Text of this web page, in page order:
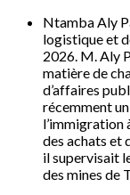
Ntamba Aly
logistique et
2026. M. Aly
matière de
d’affaires
récemment
l’immigration
des achats et
il supervisait
des mines de